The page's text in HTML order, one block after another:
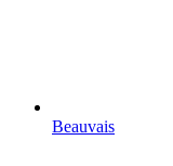
Beauvais